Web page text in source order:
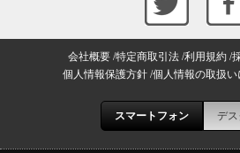
会社概要 特定商取引法 利用規約
個人情報保護方針 個人情報の取扱い
スマートフォン デ